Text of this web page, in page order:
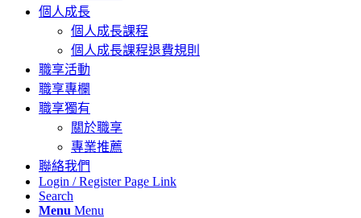
個人成長
個人成長課程
個人成長課程退費規則
職享活動
職享專欄
職享獨有
關於職享
專業推薦
聯絡我們
Login / Register Page Link
Search
Menu Menu